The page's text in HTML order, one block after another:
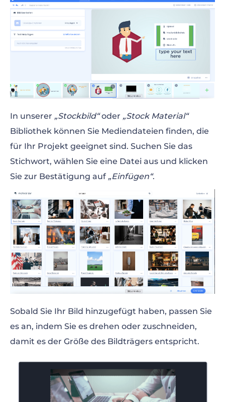
In unserer „Stockbild“oder „Stock Material“
Bibliothek können Sie Mediendateien finden, die
für Ihr Projekt geeignet sind. Suchen Sie das
Stichwort, wählen Sie eine Datei aus und klicken
Sie zur Bestätigung auf „Einfügen“.
Sobald Sie Ihr Bild hinzugefügt haben, passen Sie
es an, indem Sie es drehen oder zuschneiden,
damit es der Größe des Bildträgers entspricht.